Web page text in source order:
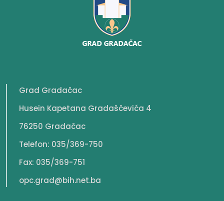
Grad Gradačac
Husein Kapetana Gradaščevića 4
76250 Gradačac
Telefon: 035/369-750
Fax: 035/369-751
opc.grad@bih.net.ba